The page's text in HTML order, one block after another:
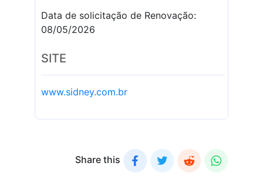
Data de solicitação de Renovação:
08/05/2026
SITE
www.sidney.com.br
Share this